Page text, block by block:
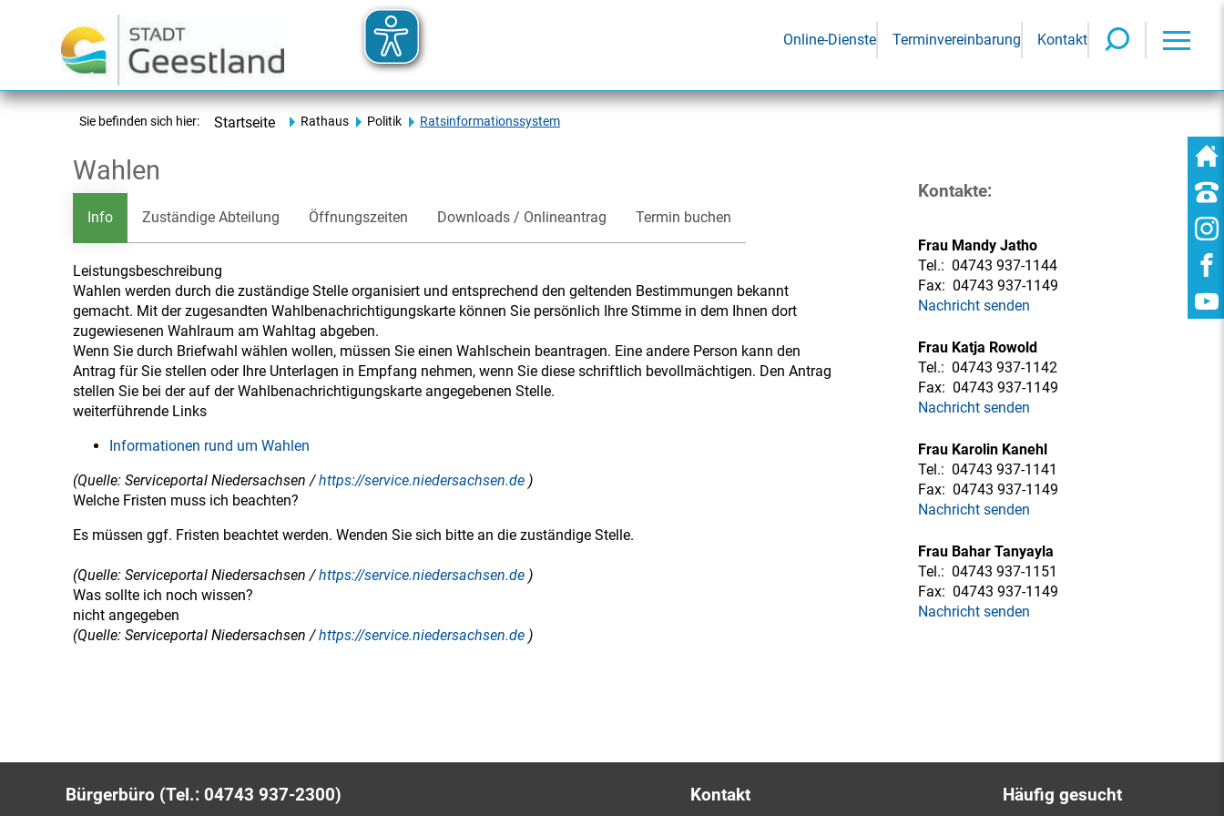
Online-Dienste Terminvereinbarung Kontakt
Sie befinden sich hier: Startseite Rathaus Politik Ratsinformationssystem
Wahlen
Info Zuständige Abteilung Öffnungszeiten Downloads / Onlineantrag Termin buchen
Leistungsbeschreibung
Wahlen werden durch die zuständige Stelle organisiert und entsprechend den geltenden Bestimmungen bekannt
gemacht. Mit der zugesandten Wahlbenachrichtigungskarte können Sie persönlich Ihre Stimme in dem Ihnen dort
zugewiesenen Wahlraum am Wahltag abgeben.
Wenn Sie durch Briefwahl wählen wollen, müssen Sie einen Wahlschein beantragen. Eine andere Person kann den
Antrag für Sie stellen oder Ihre Unterlagen in Empfang nehmen, wenn Sie diese schriftlich bevollmächtigen. Den Antrag
stellen Sie bei der auf der Wahlbenachrichtigungskarte angegebenen Stelle.
weiterführende Links
Informationen rund um Wahlen
(Quelle: Serviceportal Niedersachsen /https://service.niedersachsen.de )
Welche Fristen muss ich beachten?
Es müssen ggf. Fristen beachtet werden. Wenden Sie sich bitte an die zuständige Stelle.
(Quelle: Serviceportal Niedersachsen /https://service.niedersachsen.de )
Was sollte ich noch wissen?
nicht angegeben
(Quelle: Serviceportal Niedersachsen /https://service.niedersachsen.de )
Kontakte:
Frau Mandy Jatho
Tel.: 04743 937-1144
Fax: 04743 937-1149
Nachricht senden
Frau Katja Rowold
Tel.: 04743 937-1142
Fax: 04743 937-1149
Nachricht senden
Frau Karolin Kanehl
Tel.: 04743 937-1141
Fax: 04743 937-1149
Nachricht senden
Frau Bahar Tanyayla
Tel.: 04743 937-1151
Fax: 04743 937-1149
Nachricht senden
Bürgerbüro (Tel.: 04743 937-2300) Kontakt Häufig gesucht